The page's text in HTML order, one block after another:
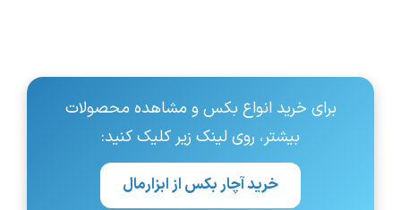
برای خرید انواع بکس و مشاهده محصولات
بیشتر، روی لینک زیر کلیک کنید:
خرید آچار بکس از ابزارمال